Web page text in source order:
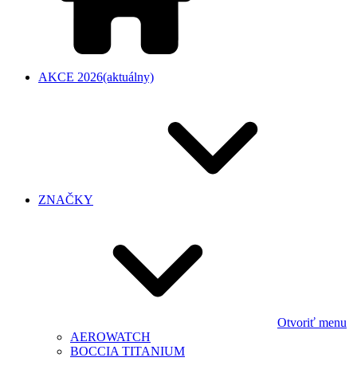
AKCE 2026(aktuálny)
ZNAČKY
Otvoriť menu
AEROWATCH
BOCCIA TITANIUM